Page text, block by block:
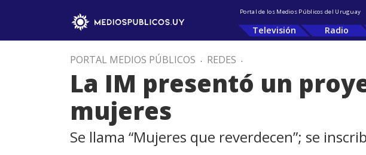
Portal de los Medios Públicos del Uruguay
Televisión Radio
PORTAL MEDIOS PÚBLICOS . REDES .
La IM presentó un
mujeres
Se llama “Mujeres que reverdecen”; se